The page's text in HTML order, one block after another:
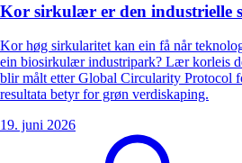
Kor sirkulær er den industrielle
Kor høg sirkularitet kan ein få når
ein biosirkulær industripark? Lær korleis
blir målt etter Global Circularity Protocol
resultata betyr for grøn verdiskaping.
19. juni 2026